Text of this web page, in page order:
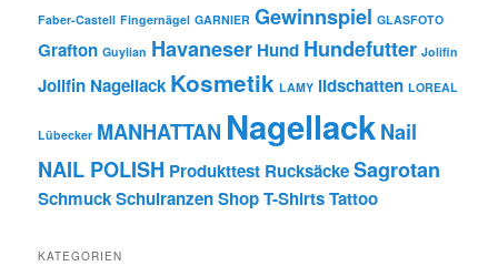
Faber-Castell Fingernägel GARNIER Gewinnspiel GLASFOTO
Grafton Guylian Havaneser Hund Hundefutter Jolifin
Jolifin Nagellack Kosmetik LAMY lidschatten LOREAL
Lübecker MANHATTAN NagellackNail
NAIL POLISH Produkttest RucksäckeSagrotan
SchmuckSchulranzenShopT-ShirtsTattoo
KATEGORIEN